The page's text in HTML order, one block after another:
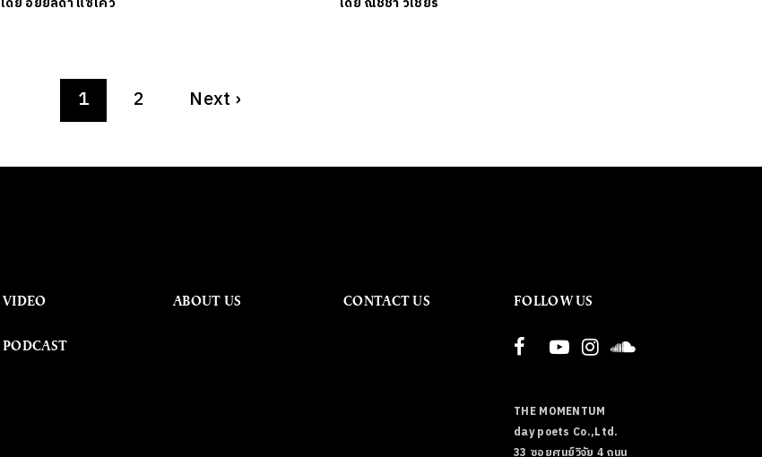
1 2 Next ›
VIDEO
PODCAST
ABOUT US CONTACT US FOLLOW US
THE MOMENTUM
day poets Co.,Ltd.
33 ซอยศูนย์วิจัย 4 ถนน